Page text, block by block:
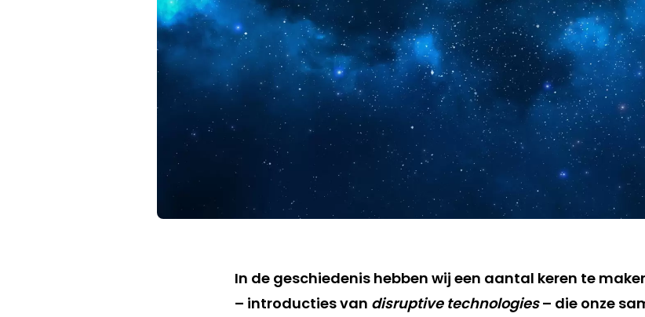
In de geschiedenis hebben wij een aantal keren te
– introducties van disruptive technologies– die onze